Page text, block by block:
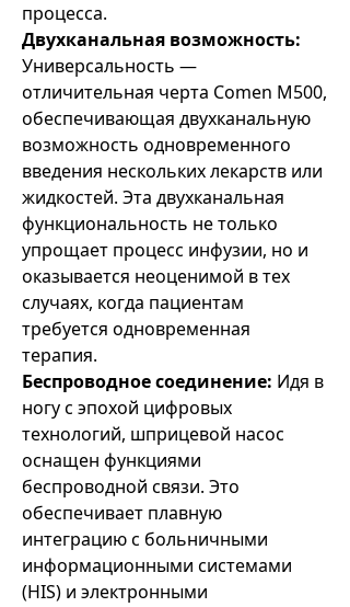
процесса.
Двухканальная возможность:
Универсальность —
отличительная черта Comen M500,
обеспечивающая двухканальную
возможность одновременного
введения нескольких лекарств или
жидкостей. Эта двухканальная
функциональность не только
упрощает процесс инфузии, но и
оказывается неоценимой в тех
случаях, когда пациентам
требуется одновременная
терапия.
Беспроводное соединение: Идя в
ногу с эпохой цифровых
технологий, шприцевой насос
оснащен функциями
беспроводной связи. Это
обеспечивает плавную
интеграцию с больничными
информационными системами
(HIS) и электронными